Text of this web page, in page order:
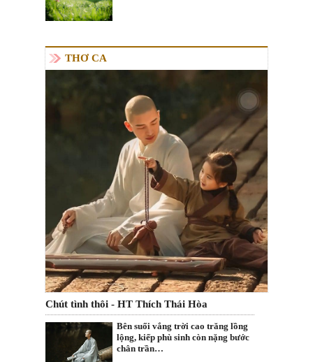
THƠ CA
Chút tình thôi - HT Thích Thái Hòa
Bên suối vắng trời cao trăng lồng
lộng, kiếp phù sinh còn nặng bước
chân trần…